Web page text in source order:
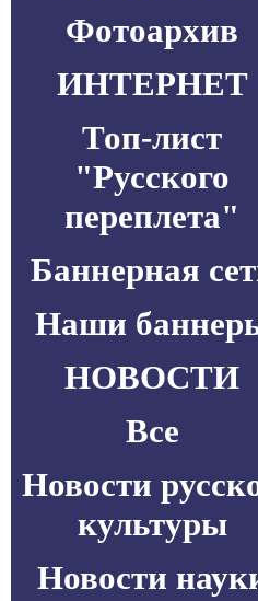
Фотоархив
ИНТЕРНЕТ
Топ-лист
"Русского
переплета"
Баннерная
Наши
НОВОСТИ
Все
Новости
культуры
Новости